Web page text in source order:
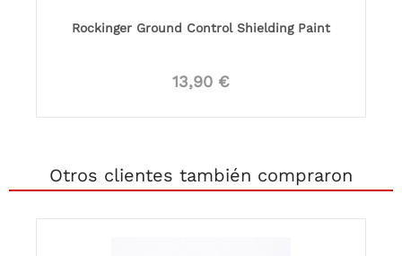
Rockinger Ground Control Shielding Paint
13,90 €
Otros clientes también compraron